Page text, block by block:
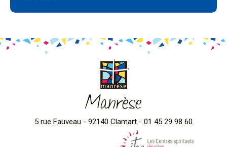
Manrèse
5 rue Fauveau - 92140 Clamart - 01 45 29 98 60